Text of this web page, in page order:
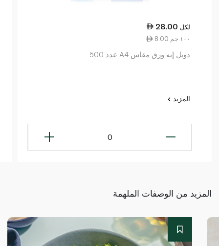
28.00 لكل
8.00 ١٠٠ جم
دوبل إيه ورق مقاس A4 عدد 500
المزيد
0
المزيد من الوصفات الملهمة